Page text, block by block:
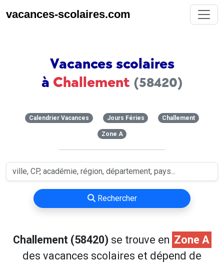
vacances-scolaires.com
Vacances scolaires
à Challement (58420)
Calendrier Vacances Jours Féries Challement
Zone A
Rechercher
Challement (58420) se trouve en Zone A
des vacances scolaires et dépend de